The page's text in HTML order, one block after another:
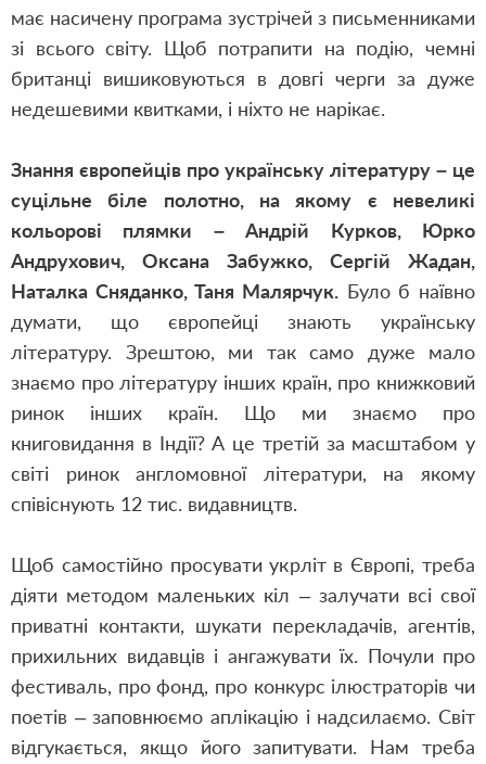
має насичену програма зустрічей з письменниками
зі всього світу. Щоб потрапити на подію, чемні
британці вишиковуються в довгі черги за дуже
недешевими квитками, і ніхто не нарікає.
Знання європейців про українську літературу – це
суцільне біле полотно, на якому є невеликі
кольорові плямки – Андрій Курков, Юрко
Андрухович, Оксана Забужко, Сергій Жадан,
Наталка Сняданко, Таня Малярчук. Було б наївно
думати, що європейці знають українську
літературу. Зрештою, ми так само дуже мало
знаємо про літературу інших країн, про книжковий
ринок інших країн. Що ми знаємо про
книговидання в Індії? А це третій за масштабом у
світі ринок англомовної літератури, на якому
співіснують 12 тис. видавництв.
Щоб самостійно просувати укрліт в Європі, треба
діяти методом маленьких кіл – залучати всі свої
приватні контакти, шукати перекладачів, агентів,
прихильних видавців і ангажувати їх. Почули про
фестиваль, про фонд, про конкурс ілюстраторів чи
поетів – заповнюємо аплікацію і надсилаємо. Світ
відгукається, якщо його запитувати. Нам треба